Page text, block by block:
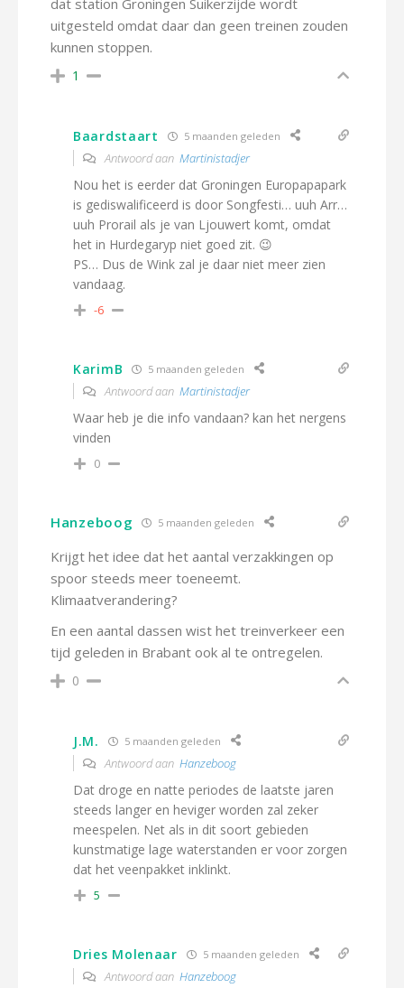
dat station Groningen Suikerzijde wordt
uitgesteld omdat daar dan geen treinen zouden
kunnen stoppen.
1
Baardstaart 5 maanden geleden
Antwoord aan Martinistadjer
Nou het is eerder dat Groningen Europapapark
is gediswalificeerd is door Songfesti… uuh Arr…
uuh Prorail als je van Ljouwert komt, omdat
het in Hurdegaryp niet goed zit. 😉
PS… Dus de Wink zal je daar niet meer zien
vandaag.
-6
KarimB 5 maanden geleden
Antwoord aan Martinistadjer
Waar heb je die info vandaan? kan het nergens
vinden
0
Hanzeboog 5 maanden geleden
Krijgt het idee dat het aantal verzakkingen op
spoor steeds meer toeneemt.
Klimaatverandering?
En een aantal dassen wist het treinverkeer een
tijd geleden in Brabant ook al te ontregelen.
0
J.M. 5 maanden geleden
Antwoord aan Hanzeboog
Dat droge en natte periodes de laatste jaren
steeds langer en heviger worden zal zeker
meespelen. Net als in dit soort gebieden
kunstmatige lage waterstanden er voor zorgen
dat het veenpakket inklinkt.
5
Dries Molenaar 5 maanden geleden
Antwoord aan Hanzeboog